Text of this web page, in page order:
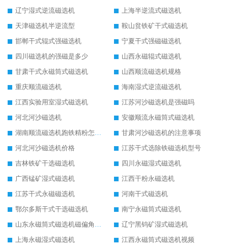
辽宁湿式逆流磁选机
上海半逆流式磁选机
天津磁选机半逆流型
鞍山贫铁矿干式磁选机
邯郸干式辊式强磁选机
宁夏干式强磁磁选机
四川磁选机的强磁是多少
山西永磁辊式磁选机
甘肃干式永磁筒式磁选机
山西顺流磁选机规格
重庆顺流磁选机
海南湿式逆流磁选机
江西实验用室湿式磁选机
江苏河沙磁选机是强磁吗
河北河沙磁选机
安徽顺流永磁筒式磁选机
湖南顺流磁选机跑铁精粉怎么处理
甘肃河沙磁选机的注意事项
河北河沙磁选机价格
江苏干式选除铁磁选机型号
吉林铁矿干选磁选机
四川永磁湿式磁选机
广西锰矿湿式磁选机
江西干粉永磁选机
江苏干式永磁磁选机
河南干式磁选机
鄂尔多斯干式干选磁选机
南宁永磁筒式磁选机
山东永磁筒式磁选机磁偏角怎么调整
辽宁黑钨矿湿式磁选机
上海永磁湿式磁选机
江西永磁筒式磁选机视频